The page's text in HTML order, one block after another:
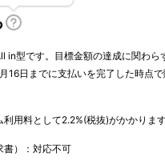
れるチェア。
わない」から解放、一人ひ
トフィット』を実現！
in型です。目標金額の達成に関わら
16日までに支払いを完了した時点
用料として2.2%(税抜)がかかります
書）：対応不可